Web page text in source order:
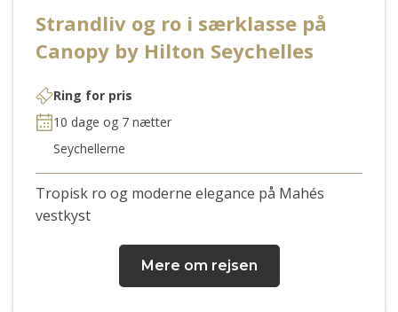
Strandliv og ro i særklasse på
Canopy by Hilton Seychelles
Ring for pris
10 dage og 7 nætter
Seychellerne
Tropisk ro og moderne elegance på Mahés
vestkyst
Mere om rejsen